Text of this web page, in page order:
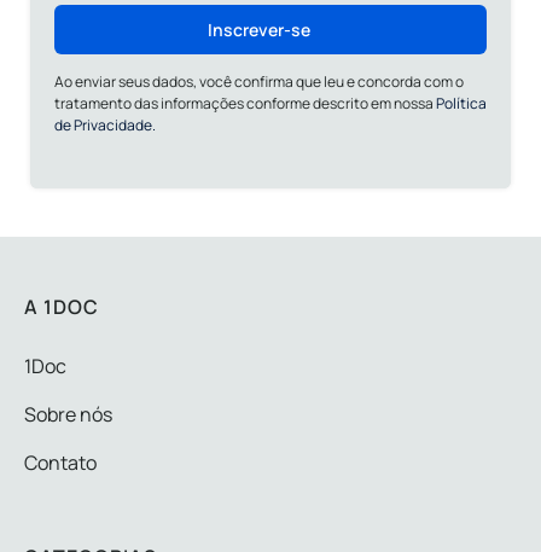
Inscrever-se
Ao enviar seus dados, você confirma que leu e concorda com o
tratamento das informações conforme descrito em nossaPolítica
de Privacidade.
A 1DOC
1Doc
Sobre nós
Contato